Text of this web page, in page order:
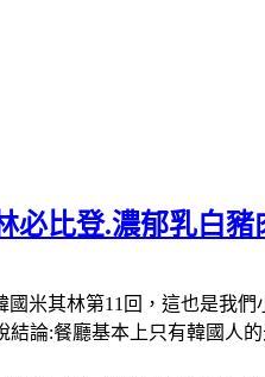
必比登.濃郁乳白
國米其林第11回，這也是我
論:餐廳基本上只有韓國人